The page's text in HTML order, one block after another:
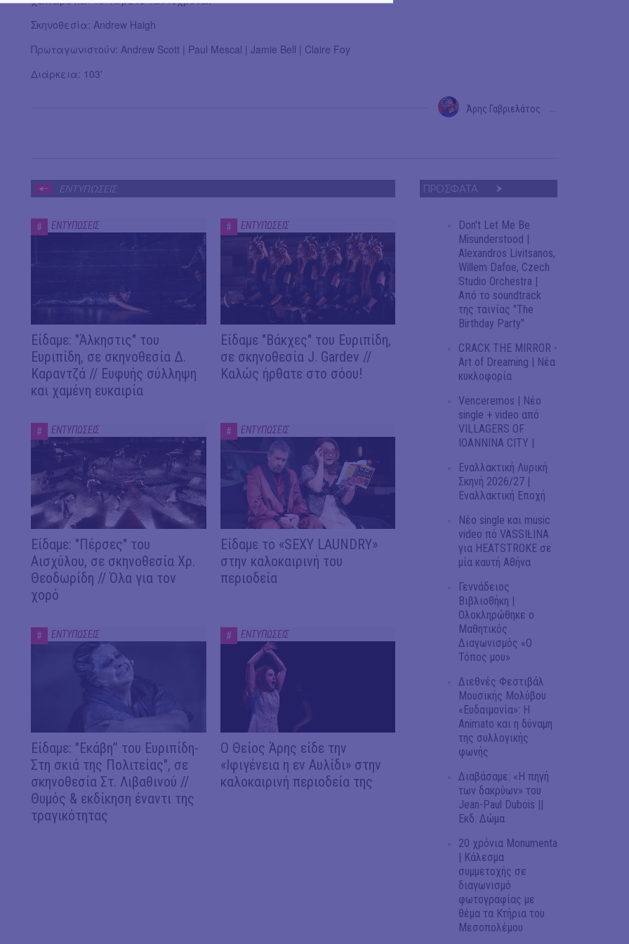
Σκηνοθεσία: Andrew Haigh
Πρωταγωνιστούν: Andrew Scott | Paul Mescal | Jamie Bell | Claire Foy
Διάρκεια: 103'
Άρης Γαβριελάτος
ΕΝΤΥΠΩΣΕΙΣ
# ΕΝΤΥΠΩΣΕΙΣ
Είδαμε: "Άλκηστις" του
Ευριπίδη, σε σκηνοθεσία Δ.
Καραντζά // Ευφυής σύλληψη
και χαμένη ευκαιρία
# ΕΝΤΥΠΩΣΕΙΣ
Είδαμε "Βάκχες" του Ευριπίδη,
σε σκηνοθεσία J. Gardev //
Καλώς ήρθατε στο σόου!
# ΕΝΤΥΠΩΣΕΙΣ
Είδαμε: "Πέρσες" του
Αισχύλου, σε σκηνοθεσία Χρ.
Θεοδωρίδη // Όλα για τον
χορό
# ΕΝΤΥΠΩΣΕΙΣ
Είδαμε το «SEXY LAUNDRY»
στην καλοκαιρινή του
περιοδεία
# ΕΝΤΥΠΩΣΕΙΣ
Είδαμε: "Εκάβη” του Ευριπίδη-
Στη σκιά της Πολιτείας", σε
σκηνοθεσία Στ. Λιβαθινού //
Θυμός & εκδίκηση έναντι της
τραγικότητας
# ΕΝΤΥΠΩΣΕΙΣ
Ο Θείος Άρης είδε την
«Ιφιγένεια η εν Αυλίδι» στην
καλοκαιρινή περιοδεία της
ΠΡΟΣΦΑΤΑ
Don't Let Me Be
Misunderstood |
Alexandros Livitsanos,
Willem Dafoe, Czech
Studio Orchestra |
Από το soundtrack
της ταινίας "The
Birthday Party"
CRACK THE MIRROR -
Art of Dreaming | Νέα
κυκλοφορία
Venceremos | Νέο
single + video από
VILLAGERS OF
IOANNINA CITY |
Εναλλακτική Λυρική
Σκηνή 2026/27 |
Εναλλακτική Εποχή
Νέο single και music
video πό VASSIŁINA
για HEATSTROKE σε
μία καυτή Αθήνα
Γεννάδειος
Βιβλιοθήκη |
Ολοκληρώθηκε ο
Μαθητικός
Διαγωνισμός «Ο
Τόπος μου»
Διεθνές Φεστιβάλ
Μουσικής Μολύβου
«Ευδαιμονία»: Η
Animato και η δύναμη
της συλλογικής
φωνής
Διαβάσαμε: «Η πηγή
των δακρύων» του
Jean-Paul Dubois ||
Εκδ. Δώμα
20 χρόνια Monumenta
| Κάλεσμα
συμμετοχής σε
διαγωνισμό
φωτογραφίας με
θέμα τα Κτήρια του
Μεσοπολέμου